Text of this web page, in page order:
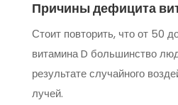
Причины дефицита
Стоит повторить, что от 50
витамина D большинство
результате случайного
лучей.